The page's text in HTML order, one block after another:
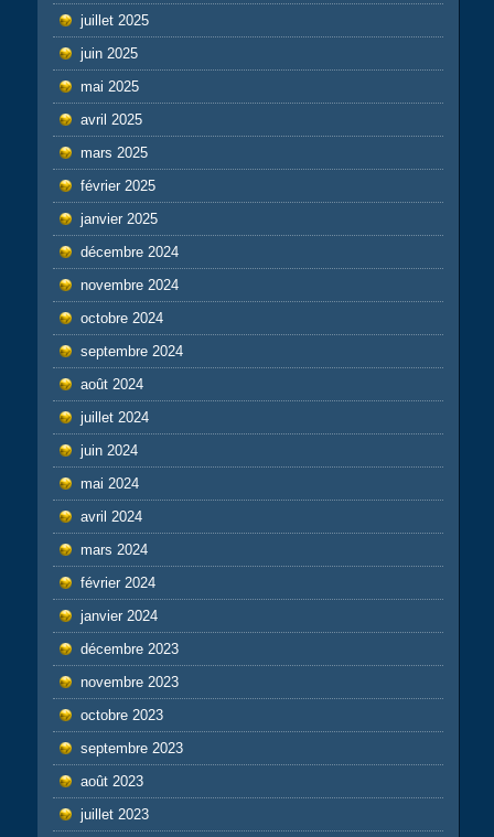
juillet 2025
juin 2025
mai 2025
avril 2025
mars 2025
février 2025
janvier 2025
décembre 2024
novembre 2024
octobre 2024
septembre 2024
août 2024
juillet 2024
juin 2024
mai 2024
avril 2024
mars 2024
février 2024
janvier 2024
décembre 2023
novembre 2023
octobre 2023
septembre 2023
août 2023
juillet 2023